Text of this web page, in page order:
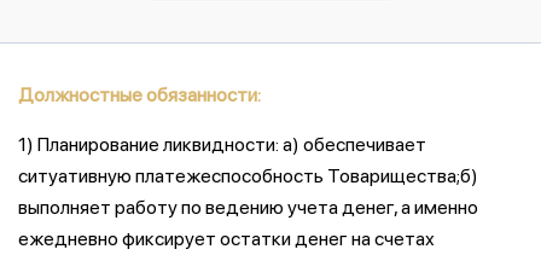
Должностные обязанности:
1) Планирование ликвидности: а) обеспечивает
ситуативную платежеспособность Товарищества;б)
выполняет работу по ведению учета денег, а именно
ежедневно фиксирует остатки денег на счетах